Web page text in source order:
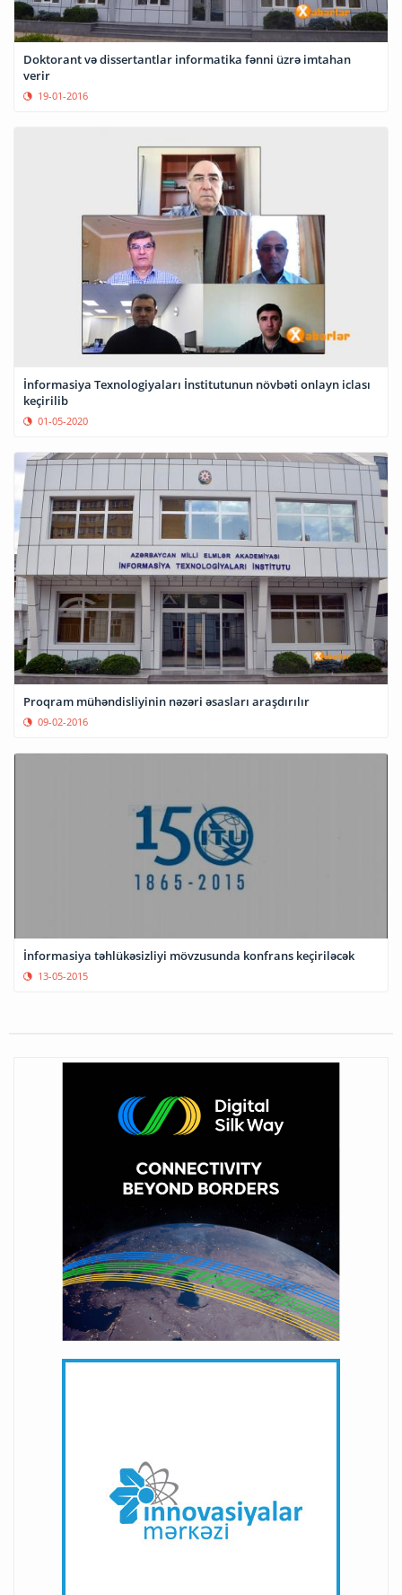
Doktorant və dissertantlar informatika fənni üzrə imtahan
verir
19-01-2016
İnformasiya Texnologiyaları İnstitutunun növbəti onlayn iclası
keçirilib
01-05-2020
Proqram mühəndisliyinin nəzəri əsasları araşdırılır
09-02-2016
İnformasiya təhlükəsizliyi mövzusunda konfrans keçiriləcək
13-05-2015